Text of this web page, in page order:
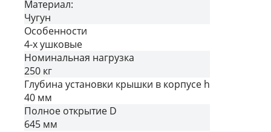
Материал:
Чугун
Особенности
4-х ушковые
Номинальная нагрузка
250 кг
Глубина установки крышки в корпусе h
40 мм
Полное открытие D
645 мм